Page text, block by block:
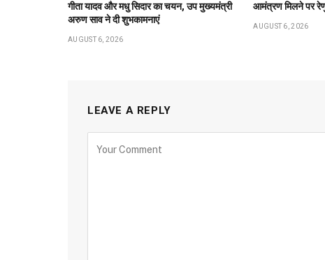
गीता यादव और मधु सिदार का चयन, उप मुख्यमंत्री
अरुण साव ने दी शुभकामनाएं
AUGUST 6, 2026
आमंत्रण मिलने पर
AUGUST 6, 2026
LEAVE A REPLY